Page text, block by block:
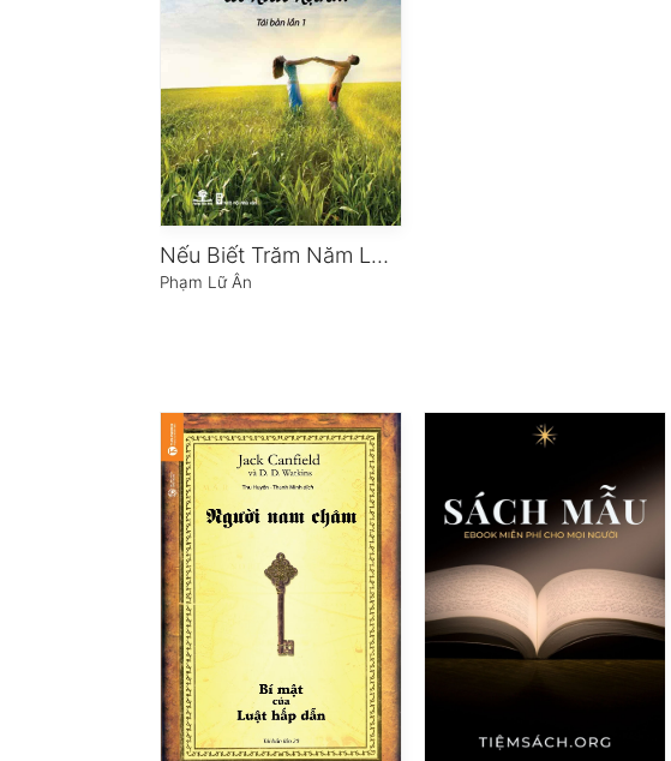
Nếu Biết Trăm Năm Là Hữu Hạn
Phạm Lữ Ân